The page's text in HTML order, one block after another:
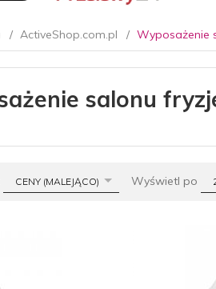
ActiveShop.com.pl Wyposażenie
salonu
sortCENY (MALEJĄCO) Wyświetl po